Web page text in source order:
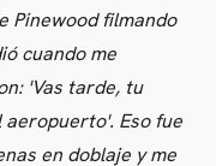
Pinewood filmando
cuando me
'Vas tarde, tu
Eso fue
en doblaje y me